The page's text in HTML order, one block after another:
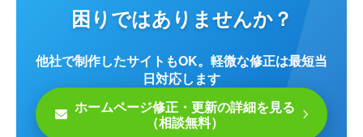
困りではありませんか？
他社で制作したサイトもOK。軽微な修正は最短当
日対応します
ホームページ修正・更新の詳細を見る
（相談無料）